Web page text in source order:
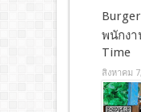
พนักงา
Time
สิงหาคม